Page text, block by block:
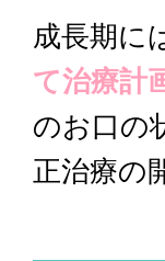
成長期に
て治療計
のお口の
正治療の